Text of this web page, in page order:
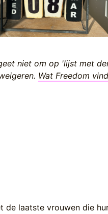
niet om op 'lijst met
Wat Freedom
de laatste vrouwen die